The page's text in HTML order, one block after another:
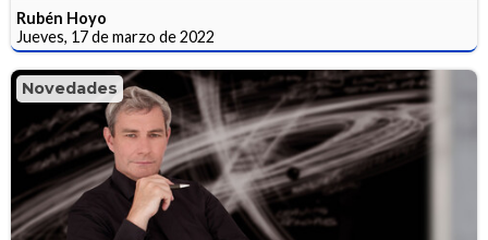
Rubén Hoyo
Jueves, 17 de marzo de 2022
Novedades